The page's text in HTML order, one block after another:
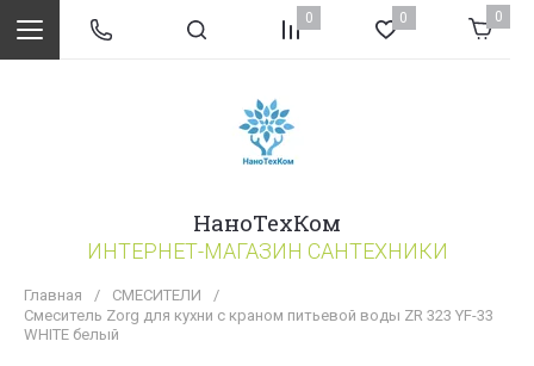
0 0 0
НаноТехКом
ИНТЕРНЕТ-МАГАЗИН САНТЕХНИКИ
Главная / СМЕСИТЕЛИ
/
Смеситель Zorg для кухни с краном питьевой воды ZR 323 YF-33
WHITE белый